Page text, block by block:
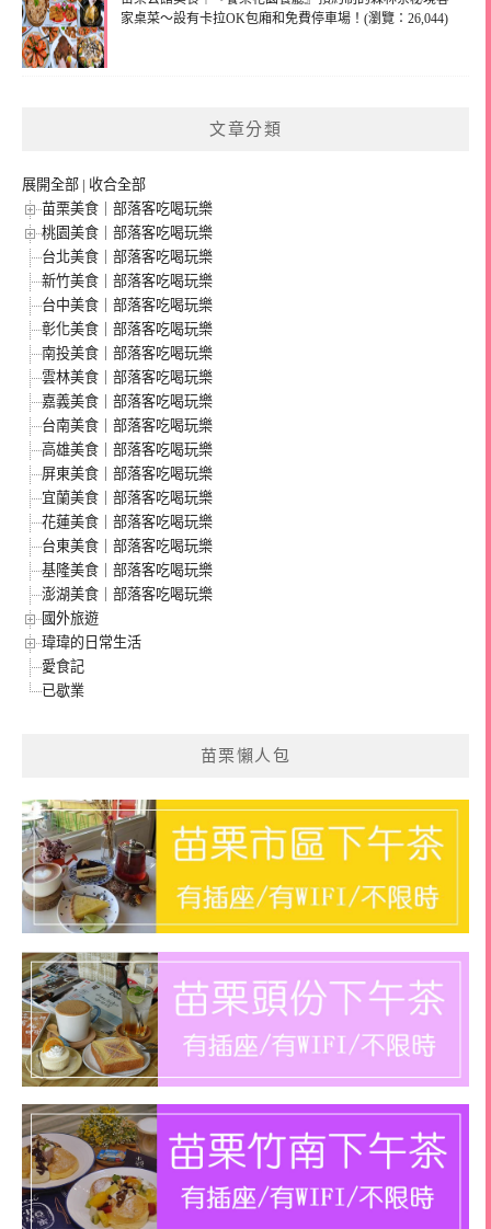
家桌菜～設有卡拉OK包廂和免費停車場！(瀏覽：26,044)
文章分類
展開全部 | 收合全部
苗栗美食｜部落客吃喝玩樂
桃園美食｜部落客吃喝玩樂
台北美食｜部落客吃喝玩樂
新竹美食｜部落客吃喝玩樂
台中美食｜部落客吃喝玩樂
彰化美食｜部落客吃喝玩樂
南投美食｜部落客吃喝玩樂
雲林美食｜部落客吃喝玩樂
嘉義美食｜部落客吃喝玩樂
台南美食｜部落客吃喝玩樂
高雄美食｜部落客吃喝玩樂
屏東美食｜部落客吃喝玩樂
宜蘭美食｜部落客吃喝玩樂
花蓮美食｜部落客吃喝玩樂
台東美食｜部落客吃喝玩樂
基隆美食｜部落客吃喝玩樂
澎湖美食｜部落客吃喝玩樂
國外旅遊
瑋瑋的日常生活
愛食記
已歇業
苗栗懶人包